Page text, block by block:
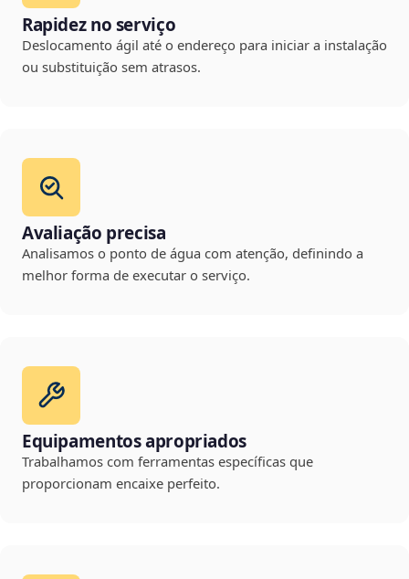
Rapidez no serviço
Deslocamento ágil até o endereço para iniciar a instalação
ou substituição sem atrasos.
Avaliação precisa
Analisamos o ponto de água com atenção, definindo a
melhor forma de executar o serviço.
Equipamentos apropriados
Trabalhamos com ferramentas específicas que
proporcionam encaixe perfeito.